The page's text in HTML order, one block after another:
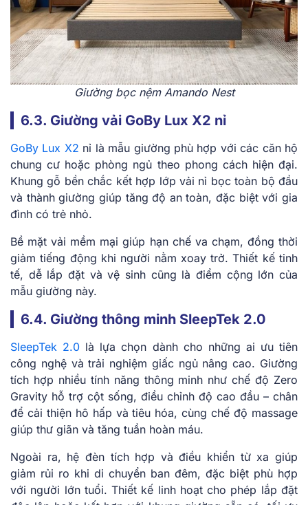
Giường bọc nệm Amando Nest
6.3. Giường vải GoBy Lux X2 nỉ
GoBy Lux X2 nỉ là mẫu giường phù hợp với các căn hộ
chung cư hoặc phòng ngủ theo phong cách hiện đại.
Khung gỗ bền chắc kết hợp lớp vải nỉ bọc toàn bộ đầu
và thành giường giúp tăng độ an toàn, đặc biệt với gia
đình có trẻ nhỏ.
Bề mặt vải mềm mại giúp hạn chế va chạm, đồng thời
giảm tiếng động khi người nằm xoay trở. Thiết kế tinh
tế, dễ lắp đặt và vệ sinh cũng là điểm cộng lớn của
mẫu giường này.
6.4. Giường thông minh SleepTek 2.0
SleepTek 2.0 là lựa chọn dành cho những ai ưu tiên
công nghệ và trải nghiệm giấc ngủ nâng cao. Giường
tích hợp nhiều tính năng thông minh như chế độ Zero
Gravity hỗ trợ cột sống, điều chỉnh độ cao đầu – chân
để cải thiện hô hấp và tiêu hóa, cùng chế độ massage
giúp thư giãn và tăng tuần hoàn máu.
Ngoài ra, hệ đèn tích hợp và điều khiển từ xa giúp
giảm rủi ro khi di chuyển ban đêm, đặc biệt phù hợp
với người lớn tuổi. Thiết kế linh hoạt cho phép lắp đặt